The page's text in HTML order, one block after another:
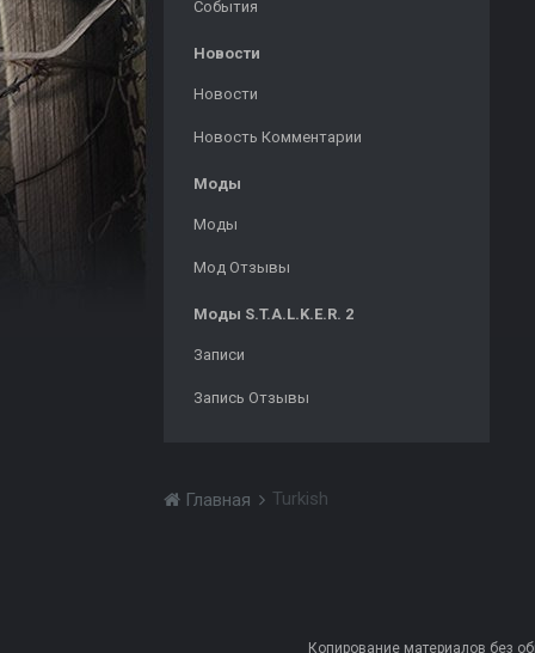
События
Новости
Новости
Новость Комментарии
Моды
Моды
Мод Отзывы
Моды S.T.A.L.K.E.R. 2
Записи
Запись Отзывы
Главная Turkish
Копирование материалов без